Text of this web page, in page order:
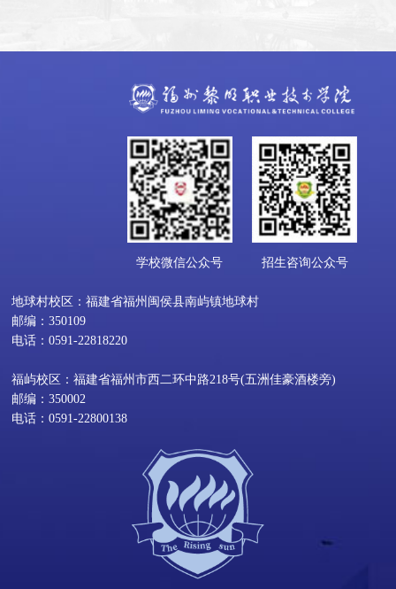
学校微信公众号 招生咨询公众号
地球村校区：福建省福州闽侯县南屿镇地球村
邮编：350109
电话：0591-22818220
福屿校区：福建省福州市西二环中路218号(五洲佳豪酒楼旁)
邮编：350002
电话：0591-22800138